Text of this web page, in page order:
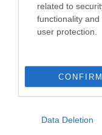
related to
functionality
user protection.
CONFIRM
Data Deletion
DAVID
MEGTANÍTOTTA A